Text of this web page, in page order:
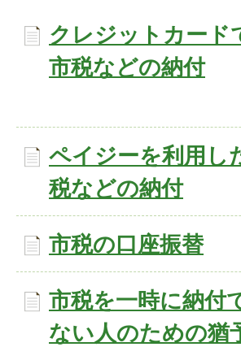
クレジットカード
市税などの納付
ペイジーを利用し
税などの納付
市税の口座振替
市税を一時に納付
ない人のための猶